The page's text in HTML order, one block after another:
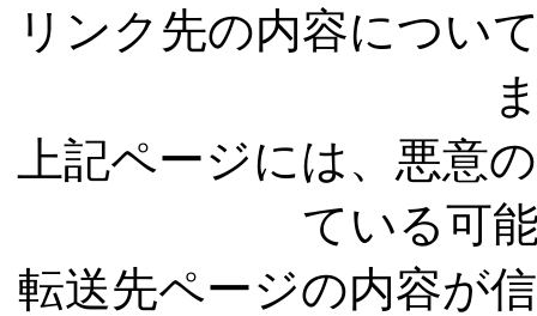
リンク先の内容につい
上記ページには、悪意
ている可
転送先ページの内容が